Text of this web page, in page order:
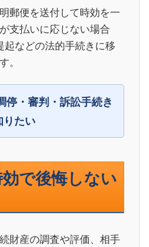
郵便を送付して時効を一
支払いに応じない場合
起などの法的手続きに移
。
停・審判・訴訟手続き
りたい
で後悔しない
財産の調査や評価、相手